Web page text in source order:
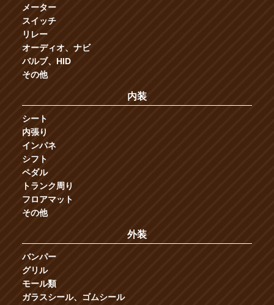
メーター
スイッチ
リレー
オーディオ、ナビ
バルブ、HID
その他
内装
シート
内張り
インパネ
シフト
ペダル
トランク周り
フロアマット
その他
外装
バンパー
グリル
モール類
ガラスシール、ゴムシール